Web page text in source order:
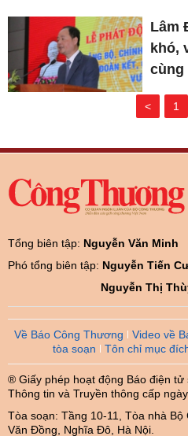
Lâm
khó,
< 1
Tổng biên tập: Nguyễn Văn Minh
Phó tổng biên tập: Nguyễn Tiến
Nguyễn Thị
Về Báo Công Thương Video về
tòa soạn
Tôn chỉ mục
® Giấy phép hoạt động Báo điện tử
Thông tin và Truyền thông cấp
Tòa soạn: Tầng 10-11, Tòa nhà
Văn Đồng, Nghĩa Đô, Hà Nội.